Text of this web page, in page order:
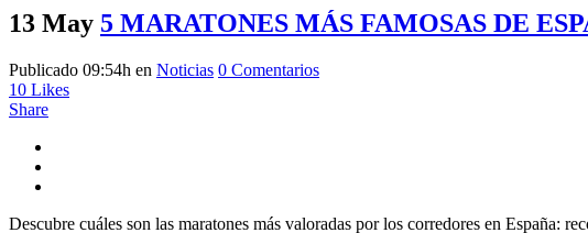
13 May 5 MARATONES MÁS FAMOSAS DE
Publicado 09:54h en Noticias 0 Comentarios
10 Likes
Share
Descubre cuáles son las maratones más valoradas por los corredores en España: